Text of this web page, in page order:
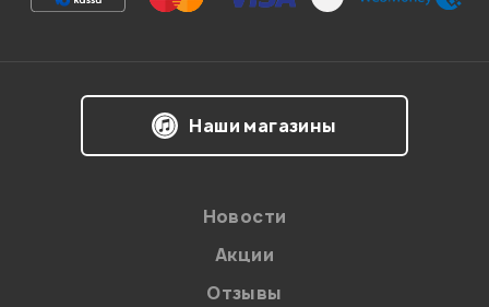
Наши магазины
Новости
Акции
Отзывы